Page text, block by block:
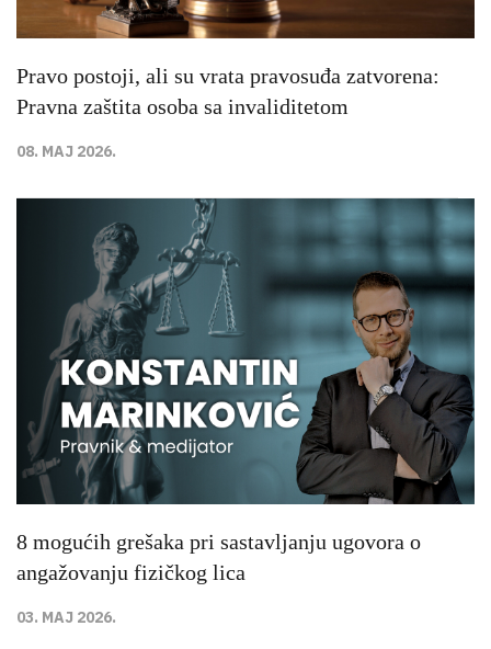
Pravo postoji, ali su vrata pravosuđa zatvorena:
Pravna zaštita osoba sa invaliditetom
08. MAJ 2026.
8 mogućih grešaka pri sastavljanju ugovora o
angažovanju fizičkog lica
03. MAJ 2026.